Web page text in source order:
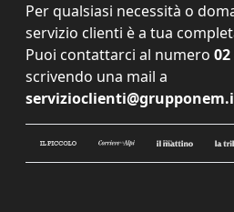
Per qualsiasi necessità o
servizio clienti è a tua
Puoi contattarci al numero 02
scrivendo una mail a